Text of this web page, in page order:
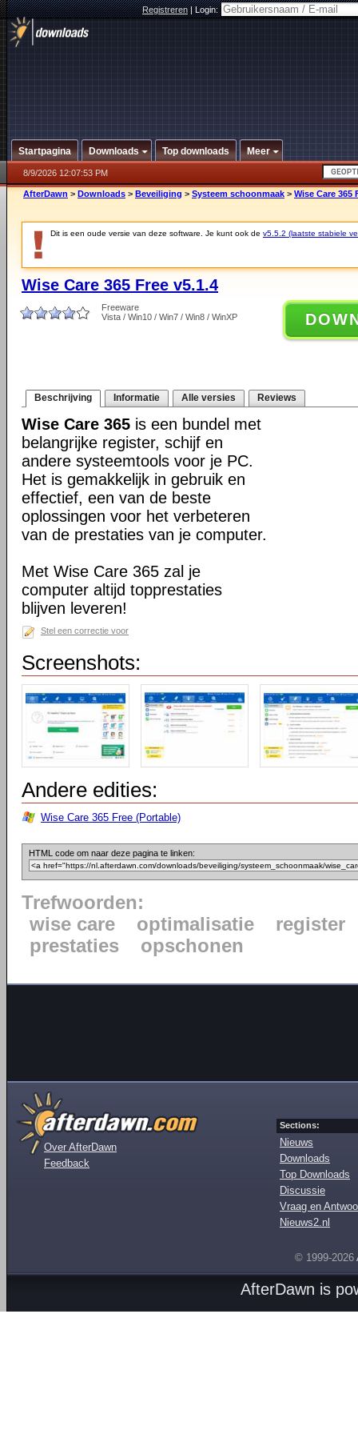
Registreren|Login:
Startpagina Downloads Top downloads Meer
8/9/2026 12:07:53 PM
AfterDawn > Downloads > Beveiliging > Systeem schoonmaak > Wise Care 365
Dit is een oude versie van deze software. Je kunt ook de v5.5.2 (laatste stabiele
Wise Care 365 Free v5.1.4
Freeware
Vista / Win10 / Win7 / Win8 / WinXP
Beschrijving Informatie Alle versies Reviews
Wise Care 365 is een bundel met
belangrijke register, schijf en
andere systeemtools voor je PC.
Het is gemakkelijk in gebruik en
effectief, een van de beste
oplossingen voor het verbeteren
van de prestaties van je computer.
Met Wise Care 365 zal je
computer altijd topprestaties
blijven leveren!
Stel een correctie voor
Screenshots:
Andere edities:
Wise Care 365 Free (Portable)
HTML code om naar deze pagina te linken:
Trefwoorden:
wise care
optimalisatie
register
prestaties
opschonen
Over AfterDawn
Feedback
Sections:
Nieuws
Downloads
Top Downloads
Discussie
Vraag en
Nieuws2.nl
© 1999-2026
AfterDawn is